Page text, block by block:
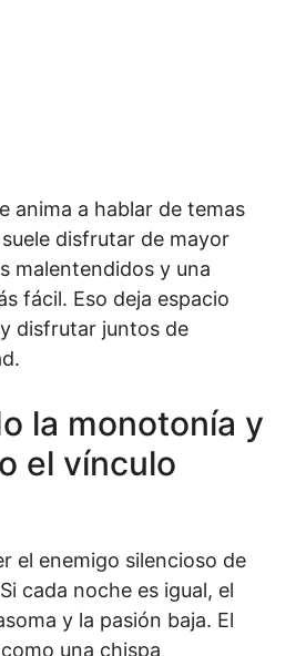
anima a hablar de temas
disfrutar de mayor
malentendidos y una
fácil. Eso deja espacio
disfrutar juntos de
la monotonía y
el vínculo
el enemigo silencioso de
cada noche es igual, el
y la pasión baja. El
una chispa